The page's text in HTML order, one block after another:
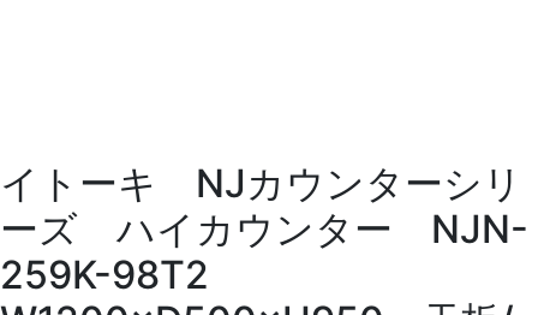
イトーキ NJカウンターシリ
ーズ ハイカウンター NJN-
259K-98T2